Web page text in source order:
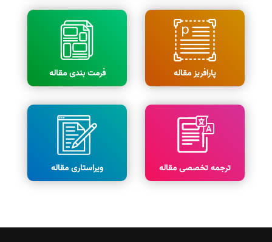
پارافریز مقاله فرمت بندی مقاله
ترجمه تخصصی مقاله ویراستاری مقاله